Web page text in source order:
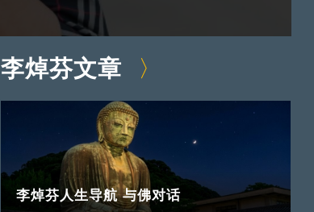
李焯芬文章
李焯芬人生导航 与佛对话